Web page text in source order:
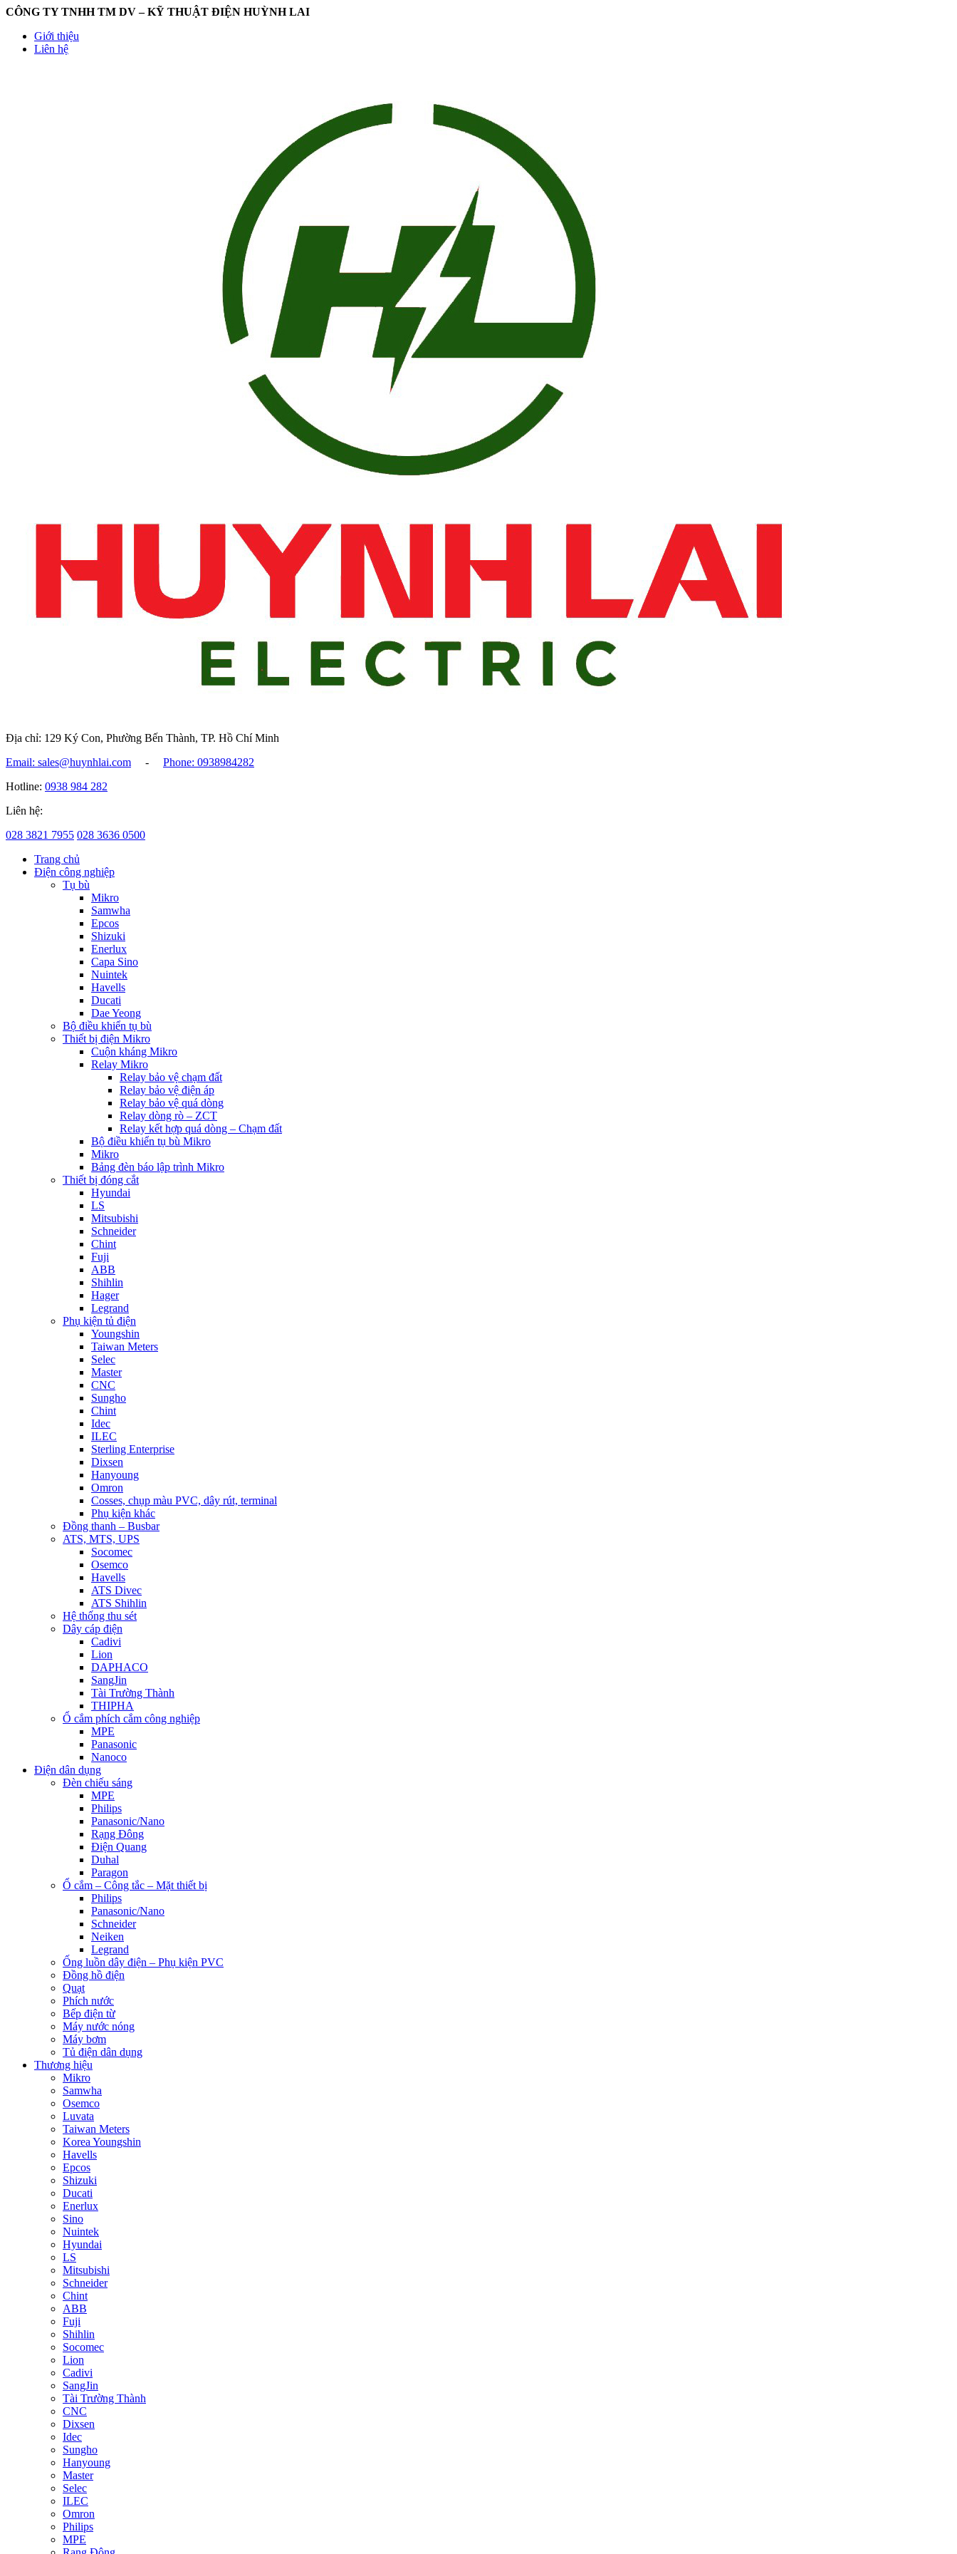
CÔNG TY TNHH TM DV – KỸ THUẬT ĐIỆN HUỲNH LAI
Giới thiệu
Liên hệ
Địa chỉ: 129 Ký Con, Phường Bến Thành, TP. Hồ Chí Minh
Email: sales@huynhlai.com
-
Phone: 0938984282
Hotline: 0938 984 282
Liên hệ:
028 3821 7955 028 3636 0500
Trang chủ
Điện công nghiệp
Tụ bù
Mikro
Samwha
Epcos
Shizuki
Enerlux
Capa Sino
Nuintek
Havells
Ducati
Dae Yeong
Bộ điều khiển tụ bù
Thiết bị điện Mikro
Cuộn kháng Mikro
Relay Mikro
Relay bảo vệ chạm đất
Relay bảo vệ điện áp
Relay bảo vệ quá dòng
Relay dòng rò – ZCT
Relay kết hợp quá dòng – Chạm đất
Bộ điều khiển tụ bù Mikro
Mikro
Bảng đèn báo lập trình Mikro
Thiết bị đóng cắt
Hyundai
LS
Mitsubishi
Schneider
Chint
Fuji
ABB
Shihlin
Hager
Legrand
Phụ kiện tủ điện
Youngshin
Taiwan Meters
Selec
Master
CNC
Sungho
Chint
Idec
ILEC
Sterling Enterprise
Dixsen
Hanyoung
Omron
Cosses, chụp màu PVC, dây rút, terminal
Phụ kiện khác
Đồng thanh – Busbar
ATS, MTS, UPS
Socomec
Osemco
Havells
ATS Divec
ATS Shihlin
Hệ thống thu sét
Dây cáp điện
Cadivi
Lion
DAPHACO
SangJin
Tài Trường Thành
THIPHA
Ổ cắm phích cắm công nghiệp
MPE
Panasonic
Nanoco
Điện dân dụng
Đèn chiếu sáng
MPE
Philips
Panasonic/Nano
Rạng Đông
Điện Quang
Duhal
Paragon
Ổ cắm – Công tắc – Mặt thiết bị
Philips
Panasonic/Nano
Schneider
Neiken
Legrand
Ống luồn dây điện – Phụ kiện PVC
Đồng hồ điện
Quạt
Phích nước
Bếp điện từ
Máy nước nóng
Máy bơm
Tủ điện dân dụng
Thương hiệu
Mikro
Samwha
Osemco
Luvata
Taiwan Meters
Korea Youngshin
Havells
Epcos
Shizuki
Ducati
Enerlux
Sino
Nuintek
Hyundai
LS
Mitsubishi
Schneider
Chint
ABB
Fuji
Shihlin
Socomec
Lion
Cadivi
SangJin
Tài Trường Thành
CNC
Dixsen
Idec
Sungho
Hanyoung
Master
Selec
ILEC
Omron
Philips
MPE